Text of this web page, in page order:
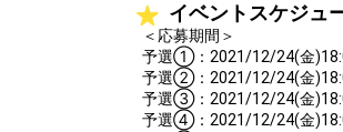
イベントスケジュ
＜応募期間＞
予選①：2021/12/24(金
予選②：2021/12/24(金
予選③：2021/12/24(金
予選④：2021/12/24(金